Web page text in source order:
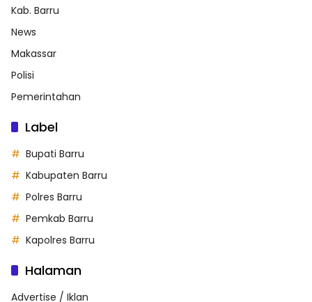
Kab. Barru
News
Makassar
Polisi
Pemerintahan
Label
Bupati Barru
Kabupaten Barru
Polres Barru
Pemkab Barru
Kapolres Barru
Halaman
Advertise / Iklan